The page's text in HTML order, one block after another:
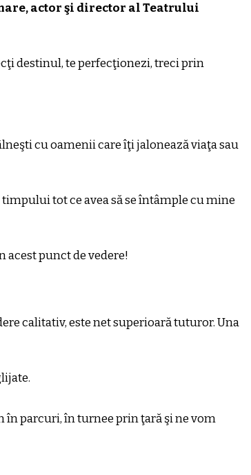
actor şi director al Teatrului
destinul, te perfecţionezi, treci prin
cu oamenii care îţi jalonează viaţa sau
tot ce avea să se întâmple cu mine
acest punct de vedere!
calitativ, este net superioară tuturor. Una
în parcuri, în turnee prin ţară şi ne vom